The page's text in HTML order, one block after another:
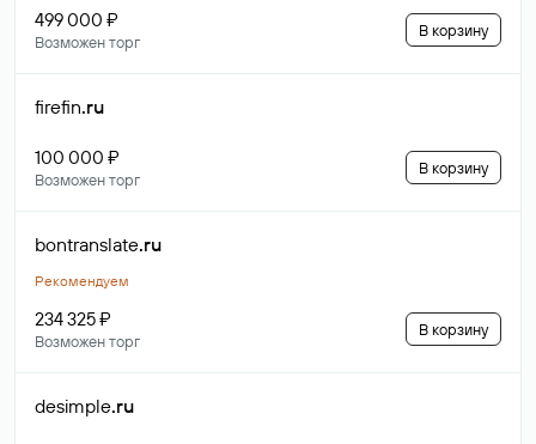
499 000 ₽
Возможен торг
В корзину
firefin.ru
100 000 ₽
Возможен торг
В корзину
bontranslate.ru
Рекомендуем
234 325 ₽
Возможен торг
В корзину
desimple.ru